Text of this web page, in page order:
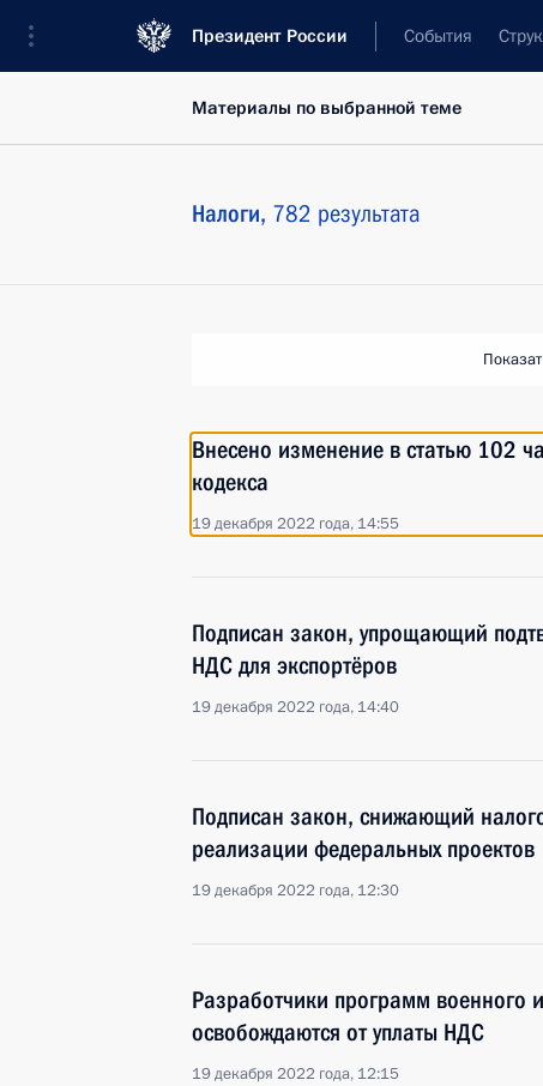
Президент России События
Материалы по выбранной теме
Налоги, 782 результата
Внесено изменение в статью 102
кодекса
19 декабря 2022 года, 14:55
Подписан закон, упрощающий
НДС для экспортёров
19 декабря 2022 года, 14:40
Подписан закон, снижающий
реализации федеральных проектов
19 декабря 2022 года, 12:30
Разработчики программ военного
освобождаются от уплаты НДС
19 декабря 2022 года, 12:15